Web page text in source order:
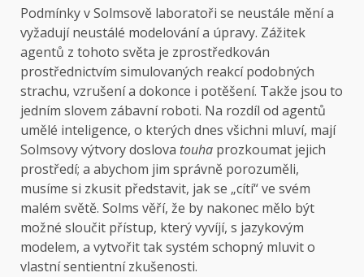
Podmínky v Solmsově laboratoři se neustále mění a
vyžadují neustálé modelování a úpravy. Zážitek
agentů z tohoto světa je zprostředkován
prostřednictvím simulovaných reakcí podobných
strachu, vzrušení a dokonce i potěšení. Takže jsou to
jedním slovem zábavní roboti. Na rozdíl od agentů
umělé inteligence, o kterých dnes všichni mluví, mají
Solmsovy výtvory doslova touha prozkoumat jejich
prostředí; a abychom jim správně porozuměli,
musíme si zkusit představit, jak se „cítí“ ve svém
malém světě. Solms věří, že by nakonec mělo být
možné sloučit přístup, který vyvíjí, s jazykovým
modelem, a vytvořit tak systém schopný mluvit o
vlastní sentientní zkušenosti.